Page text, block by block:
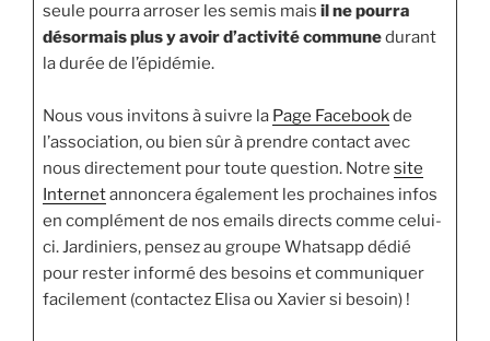
seule pourra arroser les semis mais il ne pourra
désormais plus y avoir d’activité communedurant
la durée de l’épidémie.
Nous vous invitons à suivre la Page Facebookde
l’association, ou bien sûr à prendre contact avec
nous directement pour toute question. Notre site
Internetannoncera également les prochaines infos
en complément de nos emails directs comme celui-
ci. Jardiniers, pensez au groupe Whatsapp dédié
pour rester informé des besoins et communiquer
facilement (contactez Elisa ou Xavier si besoin) !